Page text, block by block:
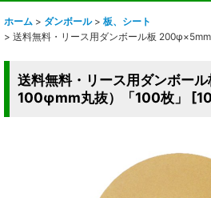
ホーム > ダンボール > 板、シート
> 送料無料・リース用ダンボール板
送料無料・リース用ダンボー
100φmm丸抜）「100枚」
[